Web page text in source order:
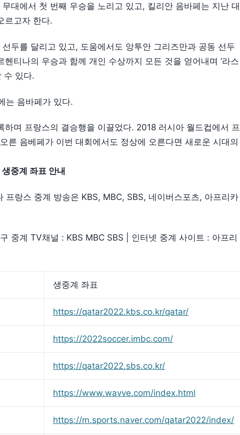
대에서 첫 번째 우승을 노리고 있고, 킬리안 음바페는 지난 대
르고자 한다.
두를 달리고 있고, 도움에서도 앙투안 그리즈만과 공동 선두
티나의 우승과 함께 개인 수상까지 모든 것을 얻어내며 ‘라스
수 있다.
는 음바페가 있다.
하며 프랑스의 결승행을 이끌었다. 2018 러시아 월드컵에서 프
른 음베페가 이번 대회에서도 정상에 오른다면 새로운 시대의
중계 좌표 안내
프랑스 중계 방송은 KBS, MBC, SBS, 네이버스포츠, 아프리카
중계 TV채널 : KBS MBC SBS | 인터넷 중계 사이트 : 아프리
생중계 좌표
https://qatar2022.kbs.co.kr/qatar/
https://2022soccer.imbc.com/
https://qatar2022.sbs.co.kr/
https://www.wavve.com/index.html
https://m.sports.naver.com/qatar2022/index/